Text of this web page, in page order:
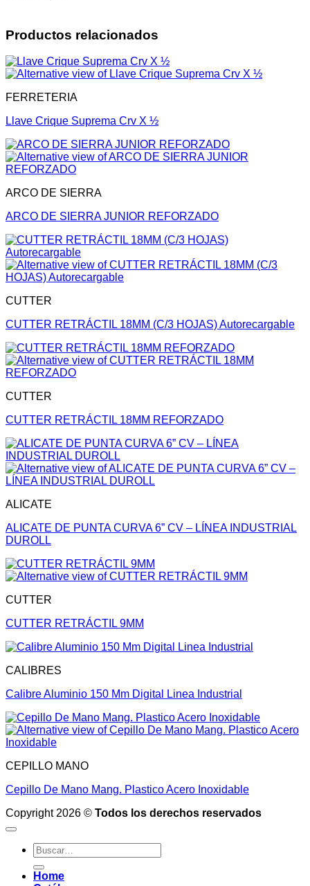
Productos relacionados
FERRETERIA
Llave Crique Suprema Crv X ½
ARCO DE SIERRA
ARCO DE SIERRA JUNIOR REFORZADO
CUTTER
CUTTER RETRÁCTIL 18MM (C/3 HOJAS) Autorecargable
CUTTER
CUTTER RETRÁCTIL 18MM REFORZADO
ALICATE
ALICATE DE PUNTA CURVA 6” CV – LÍNEA INDUSTRIAL
DUROLL
CUTTER
CUTTER RETRÁCTIL 9MM
CALIBRES
Calibre Aluminio 150 Mm Digital Linea Industrial
CEPILLO MANO
Cepillo De Mano Mang. Plastico Acero Inoxidable
Copyright 2026 © Todos los derechos reservados
Buscar
por:
Home